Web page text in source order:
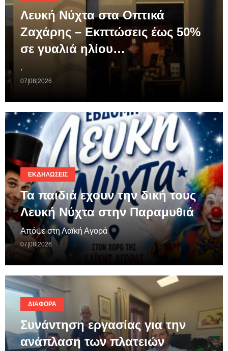
Λευκή Νύχτα στα Οπτικά
Ζαχάρης – Εκπτώσεις έως 50%
σε γυαλιά ηλίου…
.
07|08|2026
ΕΚΔΗΛΏΣΕΙΣ
Τα παιδιά εχουν την δική τους
Λευκή Νύχτα στην Παραμυθιά
Απόψε στη Λαϊκή Αγορά
07|08|2026
ΔΙΆΦΟΡΑ
Συνάντηση εργασίας για την
ανάπλαση των πλατειών